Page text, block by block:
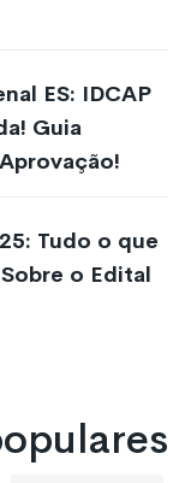
ES: IDCAP
Guia
Tudo o que
o Edital